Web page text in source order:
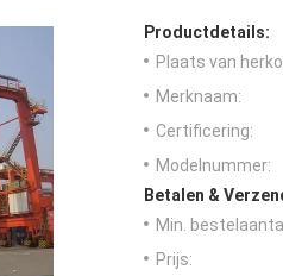
Productdetails:
Plaats van
Merknaam:
Certificering:
Modelnummer:
Betalen &
Min.
Prijs: